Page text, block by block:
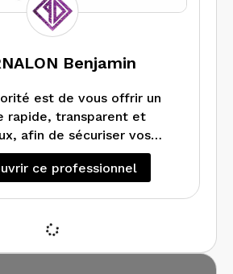
Benjamin
est de vous offrir un
rapide, transparent et
afin de sécuriser vos
immobilières et de vous
sereinement dans vos
maîtrisés et une grande
ce professionnel